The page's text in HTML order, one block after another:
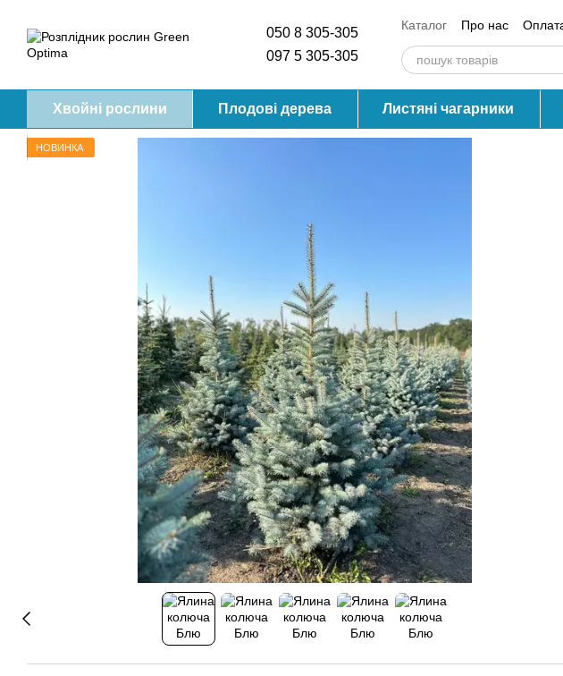
050 8 305-305
097 5 305-305
Каталог Про нас
Контактна інформація
Хвойні рослини Плодові дерева Листяні чагарники
НОВИНКА